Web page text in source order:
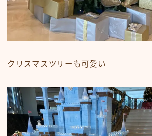
クリスマスツリーも可愛い